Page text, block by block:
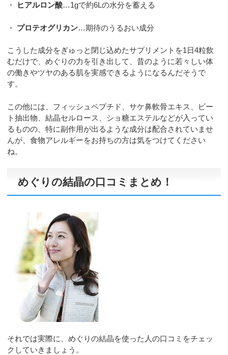
・ ヒアルロン酸…1gで約6Lの水分を蓄える
・ プロテオグリカン…期待のうるおい成分
こうした成分をぎゅっと閉じ込めたサプリメントを1日4粒飲
むだけで、めぐりの力を引き出して、昔のように若々しい体
の働きやツヤのある肌を実感できるようになるんだそうで
す。
この他には、フィッシュペプチド、サケ鼻軟骨エキス、ビー
ト抽出物、結晶セルロース、ショ糖エステルなどが入ってい
るものの、特に副作用が出るような成分は配合されていませ
んが、食物アレルギーをお持ちの方は気をつけてください
ね。
めぐりの結晶の口コミまとめ！
それでは実際に、めぐりの結晶を使った人の口コミをチェッ
クしていきましょう。